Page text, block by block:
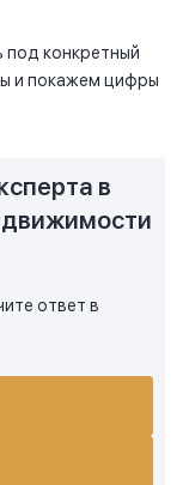
под конкретный
и покажем цифры
в
ответ в